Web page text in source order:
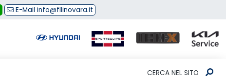
E-Mail info@fllinovara.it
CERCA NEL SITO